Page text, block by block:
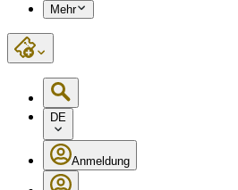
Mehr
DE
Anmeldung